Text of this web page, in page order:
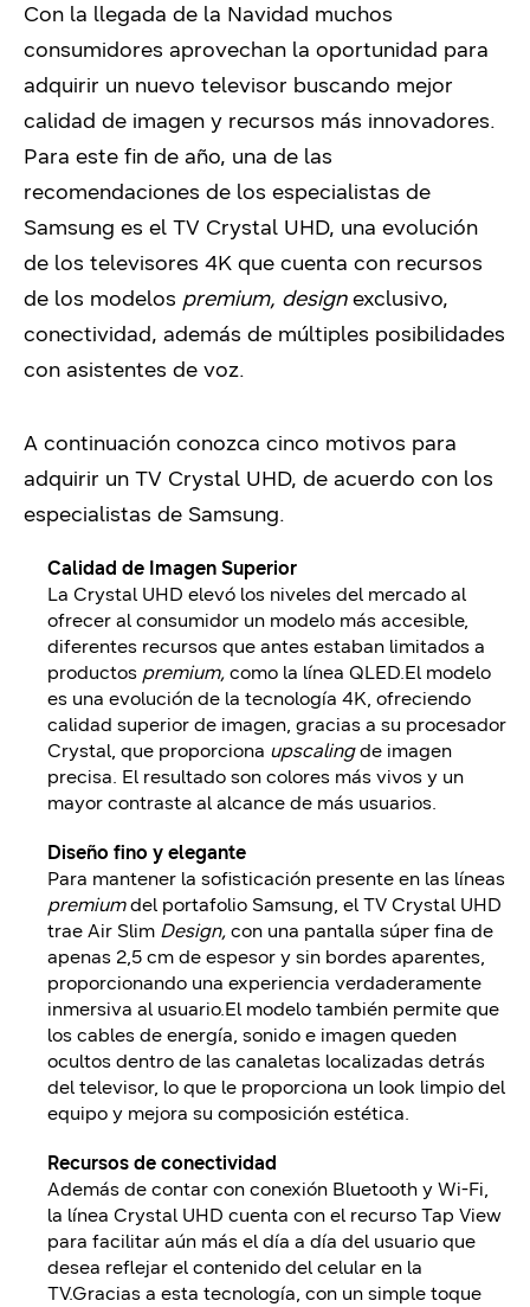
Con la llegada de la Navidad muchos
consumidores aprovechan la oportunidad para
adquirir un nuevo televisor buscando mejor
calidad de imagen y recursos más innovadores.
Para este fin de año, una de las
recomendaciones de los especialistas de
Samsung es el TV Crystal UHD, una evolución
de los televisores 4K que cuenta con recursos
de los modelos premium, designexclusivo,
conectividad, además de múltiples posibilidades
con asistentes de voz.
A continuación conozca cinco motivos para
adquirir un TV Crystal UHD, de acuerdo con los
especialistas de Samsung.
Calidad de Imagen Superior
La Crystal UHD elevó los niveles del mercado al
ofrecer al consumidor un modelo más accesible,
diferentes recursos que antes estaban limitados a
productos premium, como la línea QLED.El modelo
es una evolución de la tecnología 4K, ofreciendo
calidad superior de imagen, gracias a su procesador
Crystal, que proporciona upscalingde imagen
precisa. El resultado son colores más vivos y un
mayor contraste al alcance de más usuarios.
Diseño fino y elegante
Para mantener la sofisticación presente en las líneas
premiumdel portafolio Samsung, el TV Crystal UHD
trae Air Slim Design, con una pantalla súper fina de
apenas 2,5 cm de espesor y sin bordes aparentes,
proporcionando una experiencia verdaderamente
inmersiva al usuario.El modelo también permite que
los cables de energía, sonido e imagen queden
ocultos dentro de las canaletas localizadas detrás
del televisor, lo que le proporciona un look limpio del
equipo y mejora su composición estética.
Recursos de conectividad
Además de contar con conexión Bluetooth y Wi-Fi,
la línea Crystal UHD cuenta con el recurso Tap View
para facilitar aún más el día a día del usuario que
desea reflejar el contenido del celular en la
TV.Gracias a esta tecnología, con un simple toque